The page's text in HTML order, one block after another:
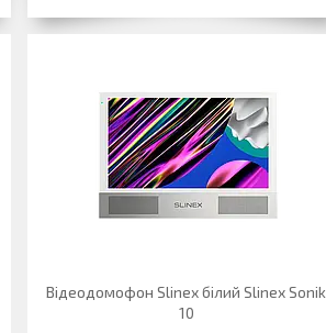
Відеодомофон Slinex білий Slinex Sonik
10